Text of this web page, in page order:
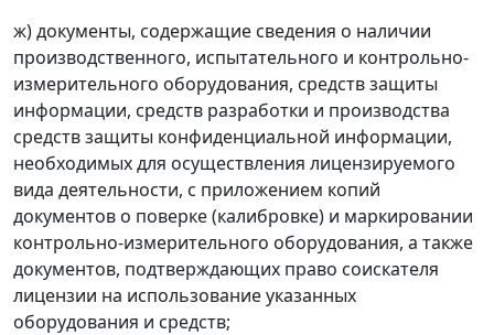
ж) документы, содержащие сведения о наличии
производственного, испытательного и контрольно-
измерительного оборудования, средств защиты
информации, средств разработки и производства
средств защиты конфиденциальной информации,
необходимых для осуществления лицензируемого
вида деятельности, с приложением копий
документов о поверке (калибровке) и маркировании
контрольно-измерительного оборудования, а также
документов, подтверждающих право соискателя
лицензии на использование указанных
оборудования и средств;